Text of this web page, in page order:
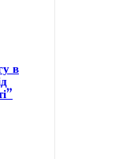
в